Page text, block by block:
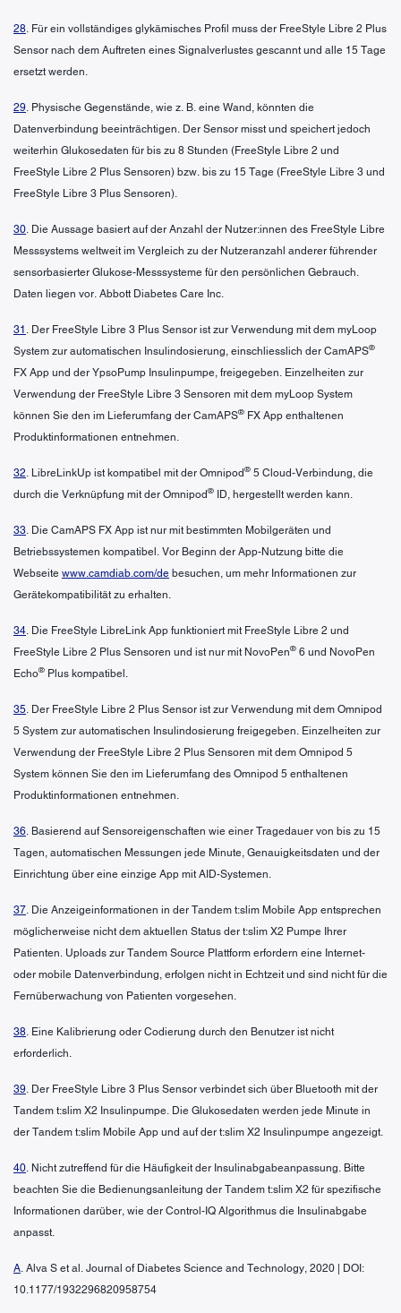
28. Für ein vollständiges glykämisches Profil muss der FreeStyle Libre 2 Plus
Sensor nach dem Auftreten eines Signalverlustes gescannt und alle 15 Tage
ersetzt werden.
29. Physische Gegenstände, wie z. B. eine Wand, könnten die
Datenverbindung beeinträchtigen. Der Sensor misst und speichert jedoch
weiterhin Glukosedaten für bis zu 8 Stunden (FreeStyle Libre 2 und
FreeStyle Libre 2 Plus Sensoren) bzw. bis zu 15 Tage (FreeStyle Libre 3 und
FreeStyle Libre 3 Plus Sensoren).
30. Die Aussage basiert auf der Anzahl der Nutzer:innen des FreeStyle Libre
Messsystems weltweit im Vergleich zu der Nutzeranzahl anderer führender
sensorbasierter Glukose-Messsysteme für den persönlichen Gebrauch.
Daten liegen vor. Abbott Diabetes Care Inc.
31 . Der FreeStyle Libre 3 Plus Sensor ist zur Verwendung mit dem myLoop
System zur automatischen Insulindosierung, einschliesslich der CamAPS®
FX App und der YpsoPump Insulinpumpe, freigegeben. Einzelheiten zur
Verwendung der FreeStyle Libre 3 Sensoren mit dem myLoop System
können Sie den im Lieferumfang der CamAPS® FX App enthaltenen
Produktinformationen entnehmen.
32. LibreLinkUp ist kompatibel mit der Omnipod® 5 Cloud-Verbindung, die
durch die Verknüpfung mit der Omnipod® ID, hergestellt werden kann.
33. Die CamAPS FX App ist nur mit bestimmten Mobilgeräten und
Betriebssystemen kompatibel. Vor Beginn der App-Nutzung bitte die
Webseite www.camdiab.com/de besuchen, um mehr Informationen zur
Gerätekompatibilität zu erhalten.
34. Die FreeStyle LibreLink App funktioniert mit FreeStyle Libre 2 und
FreeStyle Libre 2 Plus Sensoren und ist nur mit NovoPen® 6 und NovoPen
Echo® Plus kompatibel.
35. Der FreeStyle Libre 2 Plus Sensor ist zur Verwendung mit dem Omnipod
5 System zur automatischen Insulindosierung freigegeben. Einzelheiten zur
Verwendung der FreeStyle Libre 2 Plus Sensoren mit dem Omnipod 5
System können Sie den im Lieferumfang des Omnipod 5 enthaltenen
Produktinformationen entnehmen.
36. Basierend auf Sensoreigenschaften wie einer Tragedauer von bis zu 15
Tagen, automatischen Messungen jede Minute, Genauigkeitsdaten und der
Einrichtung über eine einzige App mit AID-Systemen.
37. Die Anzeigeinformationen in der Tandem t:slim Mobile App entsprechen
möglicherweise nicht dem aktuellen Status der t:slim X2 Pumpe Ihrer
Patienten. Uploads zur Tandem Source Plattform erfordern eine Internet-
oder mobile Datenverbindung, erfolgen nicht in Echtzeit und sind nicht für die
Fernüberwachung von Patienten vorgesehen.
38. Eine Kalibrierung oder Codierung durch den Benutzer ist nicht
erforderlich.
39. Der FreeStyle Libre 3 Plus Sensor verbindet sich über Bluetooth mit der
Tandem t:slim X2 Insulinpumpe. Die Glukosedaten werden jede Minute in
der Tandem t:slim Mobile App und auf der t:slim X2 Insulinpumpe angezeigt.
40. Nicht zutreffend für die Häufigkeit der Insulinabgabeanpassung. Bitte
beachten Sie die Bedienungsanleitung der Tandem t:slim X2 für spezifische
Informationen darüber, wie der Control-IQ Algorithmus die Insulinabgabe
anpasst.
A. Alva S et al. Journal of Diabetes Science and Technology, 2020 | DOI:
10.1177/1932296820958754